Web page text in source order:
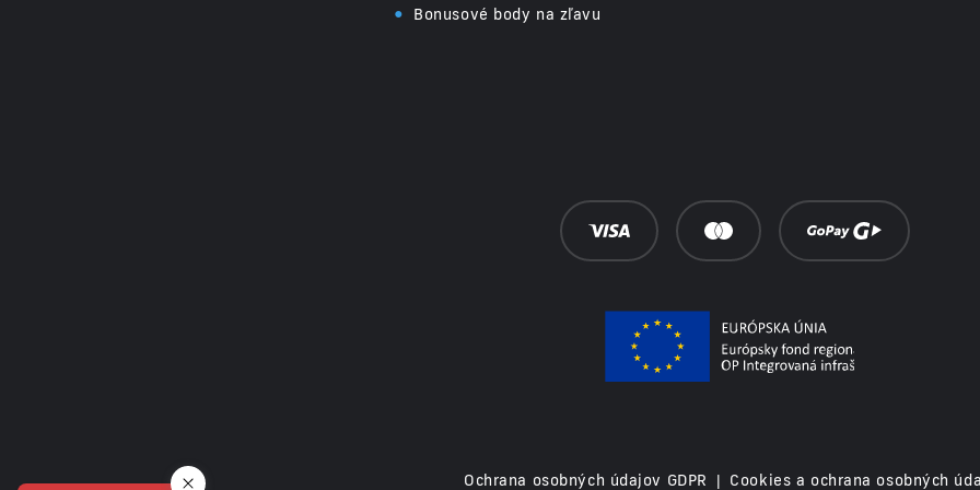
• Bonusové body na zľavu
Ochrana osobných údajov GDPR | Cookies a ochrana osobných